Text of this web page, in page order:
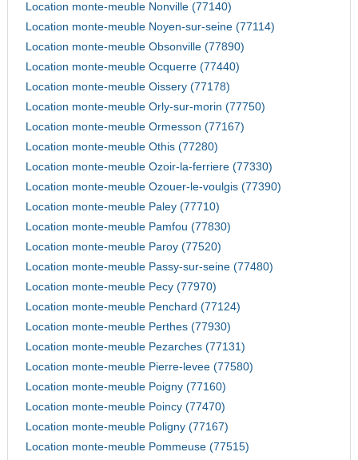
Location monte-meuble Nonville (77140)
Location monte-meuble Noyen-sur-seine (77114)
Location monte-meuble Obsonville (77890)
Location monte-meuble Ocquerre (77440)
Location monte-meuble Oissery (77178)
Location monte-meuble Orly-sur-morin (77750)
Location monte-meuble Ormesson (77167)
Location monte-meuble Othis (77280)
Location monte-meuble Ozoir-la-ferriere (77330)
Location monte-meuble Ozouer-le-voulgis (77390)
Location monte-meuble Paley (77710)
Location monte-meuble Pamfou (77830)
Location monte-meuble Paroy (77520)
Location monte-meuble Passy-sur-seine (77480)
Location monte-meuble Pecy (77970)
Location monte-meuble Penchard (77124)
Location monte-meuble Perthes (77930)
Location monte-meuble Pezarches (77131)
Location monte-meuble Pierre-levee (77580)
Location monte-meuble Poigny (77160)
Location monte-meuble Poincy (77470)
Location monte-meuble Poligny (77167)
Location monte-meuble Pommeuse (77515)